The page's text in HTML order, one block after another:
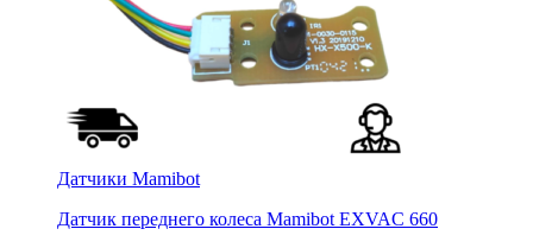
Датчики Mamibot
Датчик переднего колеса Mamibot EXVAC 660